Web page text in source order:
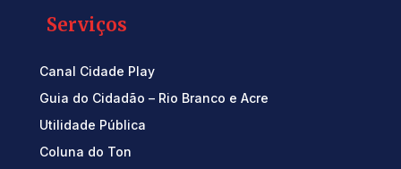
Serviços
Canal Cidade Play
Guia do Cidadão – Rio Branco e Acre
Utilidade Pública
Coluna do Ton